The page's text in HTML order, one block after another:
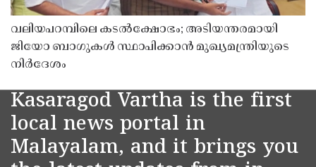
വലിയപറമ്പിലെ കടൽക്ഷോഭം; അടിയന്തരമായി
ജിയോ ബാഗുകൾ സ്ഥാപിക്കാൻ മുഖ്യമന്ത്രിയുടെ
നിർദേശം
Kasaragod Vartha is the first
local news portal in
Malayalam, and it brings you